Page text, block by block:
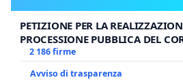
PETIZIONE PER LA
PROCESSIONE PUBBLICA DEL
MILANO
2 186 firme
Avviso di trasparenza